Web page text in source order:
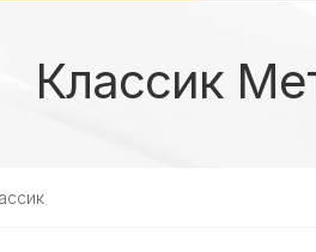
Классик